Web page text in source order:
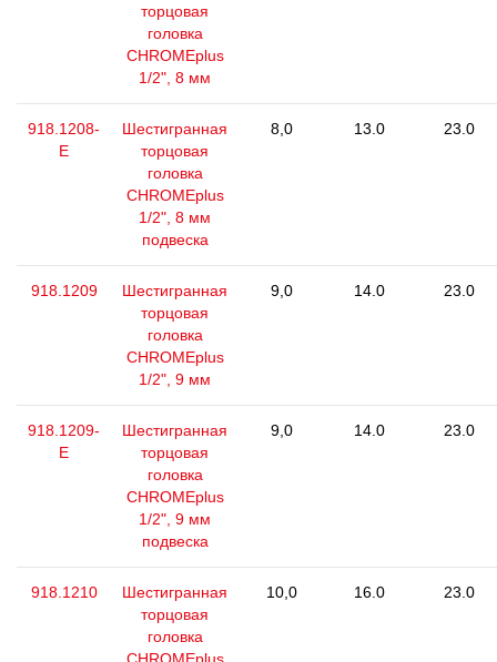
торцовая
головка
CHROMEplus
1/2", 8 мм
918.1208-
E
Шестигранная
торцовая
головка
CHROMEplus
1/2", 8 мм
подвеска
8,0 13.0 23.0
918.1209
Шестигранная
торцовая
головка
CHROMEplus
1/2", 9 мм
9,0 14.0 23.0
918.1209-
E
Шестигранная
торцовая
головка
CHROMEplus
1/2", 9 мм
подвеска
9,0 14.0 23.0
918.1210
Шестигранная
торцовая
головка
10,0 16.0 23.0